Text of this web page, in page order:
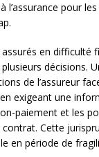
l’assurance pour
en difficulté
décisions.
de l’assureur
exigeant une
paiement et les
contrat. Cette
en période de